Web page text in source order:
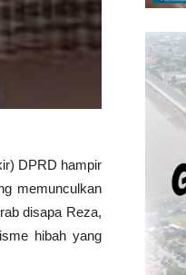
DPRD hampir
memunculkan
disapa Reza,
hibah yang